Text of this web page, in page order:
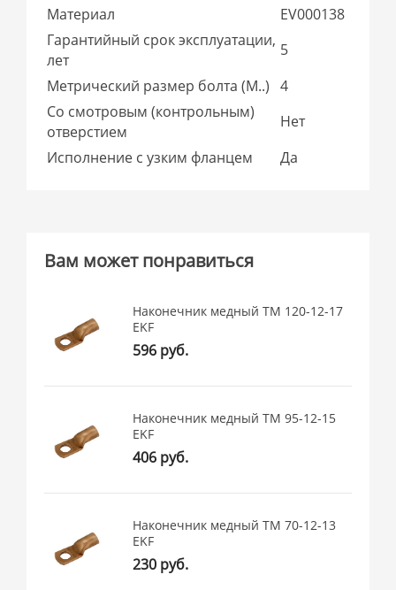
Материал
EV000138
Гарантийный срок эксплуатации,
лет
5
Метрический размер болта (М..)
4
Со смотровым (контрольным)
отверстием
Нет
Исполнение с узким фланцем
Да
Вам может понравиться
Наконечник медный ТМ 120-12-17
EKF
596 руб.
Наконечник медный ТМ 95-12-15
EKF
406 руб.
Наконечник медный ТМ 70-12-13
EKF
230 руб.